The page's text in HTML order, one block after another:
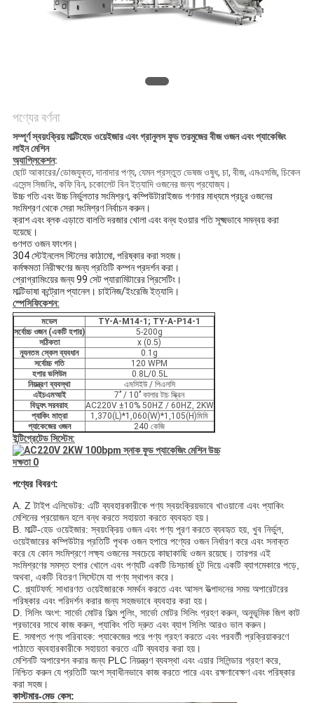
SITEMAP
পণ্যের বর্ণনা
সম্পূর্ণ স্বয়ংক্রিয় মাল্টিহেড ওয়েইজার এবং গ্রানুলস ফুড তরমুজের বীজ ওজন এবং প্যাকেজিং
লাইন মেশিন
অ্যাপ্লিকেশন:
ছোট আকারের/ডোজযুক্ত, দানাদার পণ্য, যেমন প্রস্তুত ভেষজ ওষুধ, চা, বীজ, এমএসজি, চিকেন
এসেন্স সিজনিং, কফি বিন, চকোলেট বিন ইত্যাদি ওজনের জন্য প্রযোজ্য।
উচ্চ গতি এবং উচ্চ নির্ভুলতার সংমিশ্রণ, কম্পিউটারাইজড গণনার মাধ্যমে প্রচুর ওজনের
সংমিশ্রণ থেকে সেরা সংমিশ্রণ নির্বাচন করুন।
ক্রাশ এবং ব্লক এড়াতে বালতি দরজার খোলা এবং বন্ধ হওয়ার গতি সূক্ষ্মভাবে সমন্বয় করা
হয়েছে।
গুণগত ওজন ফাংশন।
304 স্টেইনলেস স্টিলের কাঠামো, পরিষ্কার করা সহজ।
কর্মক্ষমতা নিরীক্ষণের জন্য প্রতিটি কম্পন প্রদর্শন করা।
প্রোগ্রামিংয়ের জন্য 99 সেট প্যারামিটারের প্রিসেটিং।
মাল্টিভাষা কন্ট্রোল প্যানেল। চাইনিজ/ইংরেজি ইত্যাদি।
স্পেসিফিকেশন:
মডেল
TY-A-M14-1; TY-A-P14-1
সর্বোচ্চ ওজন (একটি হপার)
5-200g
সঠিকতা
x (0.5)
ন্যূনতম স্কেল ব্যবধান
0.1g
সর্বোচ্চ গতি
120 WPM
হপার ভলিউম
0.8L/0.5L
নিয়ন্ত্রণ ব্যবস্থা
এমসিইউ / পিএলসি
এইচএমআই
7’’ / 10’’ কালার টাচ স্ক্রিন
বিদ্যুৎ সরবরাহ
AC220V ±10% 50HZ / 60HZ, 2KW
প্যাকিং মাত্রা
1,370(L)*1,060(W)*1,105(H)মিমি
প্যাকেজের ওজন
240 কেজি
ইন্টিগ্রেটেড সিস্টেম:
পণ্যের বিবরণ:
A. Z টাইপ এলিভেটর: এটি ব্যবহারকারীকে পণ্য স্বয়ংক্রিয়ভাবে খাওয়ানো এবং প্যাকিং
মেশিনের প্রয়োজন হলে বন্ধ করতে সহায়তা করতে ব্যবহৃত হয়।
B. মাল্টি-হেড ওয়েইজার: স্বয়ংক্রিয় ওজন এবং পণ্য পূরণ করতে ব্যবহৃত হয়, খুব নির্ভুল,
ওয়েইজারের কম্পিউটার প্রতিটি পৃথক ওজন হপারে পণ্যের ওজন নির্ধারণ করে এবং সনাক্ত
করে যে কোন সংমিশ্রণে লক্ষ্য ওজনের সবচেয়ে কাছাকাছি ওজন রয়েছে। তারপর এই
সংমিশ্রণের সমস্ত হপার খোলে এবং পণ্যটি একটি ডিসচার্জ চুট দিয়ে একটি ব্যাগমেকারে পড়ে,
অথবা, একটি বিতরণ সিস্টেমে যা পণ্য স্থাপন করে।
C. প্ল্যাটফর্ম: সাধারণত ওয়েইজারকে সমর্থন করতে এবং আসল উত্পাদনের সময় অপারেটরের
পরিষ্কার এবং পরিদর্শন করার জন্য সহজভাবে ব্যবহার করা হয়।
D. সিলিং অংশ: সার্ভো মোটর ফিল্ম পুলিং, সার্ভো মোটর সিলিং গ্রহণ করুন, অনুভূমিক জিগ কাট
প্রভাবের সাথে কাজ করুন, প্যাকিং গতি দ্রুত এবং ব্যাগ সিলিং আরও ভাল করুন।
E. সমাপ্ত পণ্য পরিবাহক: প্যাকেজের পরে পণ্য গ্রহণ করতে এবং পরবর্তী প্রক্রিয়াকরণে
পাঠাতে ব্যবহারকারীকে সহায়তা করতে এটি ব্যবহার করা হয়।
মেশিনটি অপারেশন করার জন্য PLC নিয়ন্ত্রণ ব্যবস্থা এবং এয়ার সিলিন্ডার গ্রহণ করে,
নিশ্চিত করুন যে প্রতিটি অংশ স্বাধীনভাবে কাজ করতে পারে এবং রক্ষণাবেক্ষণ এবং পরিষ্কার
করা সহজ।
কাস্টমার-মেড কেস: